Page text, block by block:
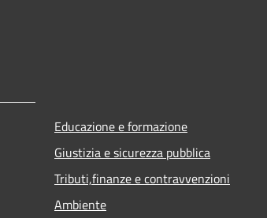
Educazione e formazione
Giustizia e sicurezza pubblica
Tributi,finanze e contravvenzioni
Ambiente